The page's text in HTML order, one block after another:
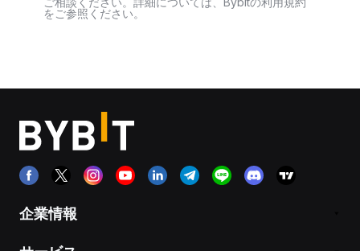
をご参照ください。
企業情報